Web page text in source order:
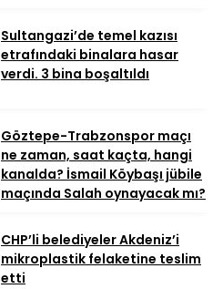
Sultangazi’de temel kazısı
etrafındaki binalara hasar
verdi. 3 bina boşaltıldı
Göztepe-Trabzonspor maçı
ne zaman, saat kaçta, hangi
kanalda? İsmail Köybaşı jübile
maçında Salah oynayacak mı?
CHP’li belediyeler Akdeniz’i
mikroplastik felaketine teslim
etti